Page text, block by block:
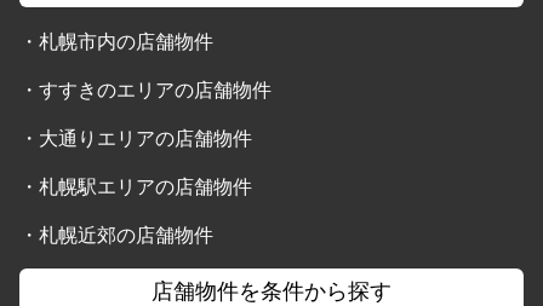
・ 札幌市内の店舗物件
・ すすきのエリアの店舗物件
・ 大通りエリアの店舗物件
・ 札幌駅エリアの店舗物件
・ 札幌近郊の店舗物件
店舗物件を条件から探す